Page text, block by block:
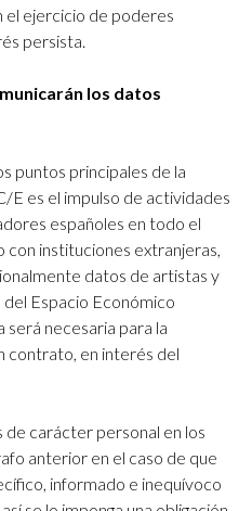
el ejercicio de poderes
persista.
los datos
puntos principales de la
E es el impulso de actividades
españoles en todo el
con instituciones extranjeras,
datos de artistas y
Espacio Económico
necesaria para la
contrato, en interés del
carácter personal en los
anterior en el caso de que
informado e inequívoco